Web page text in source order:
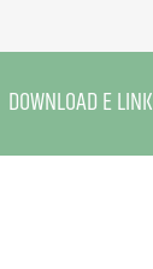
DOWNLOAD E LINK